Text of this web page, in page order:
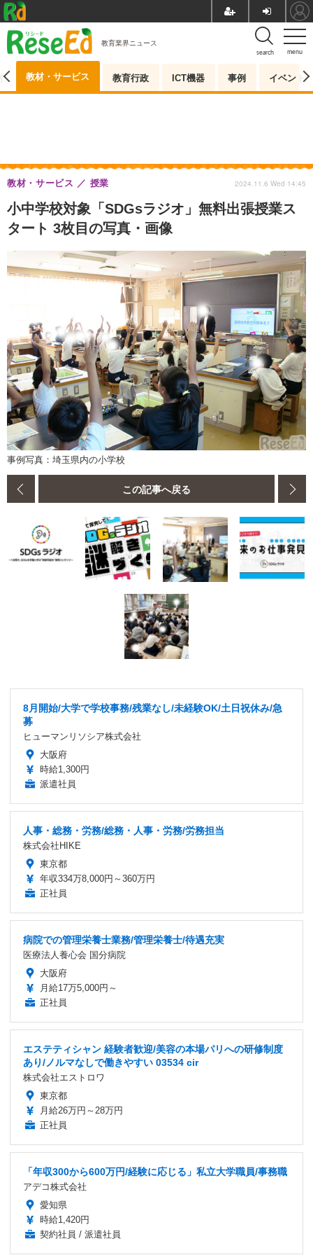
menu
search
教育業界ニュース
教材・サービス 教育行政 ICT機器 事例 イベント
小中学校対象「SDGsラジオ」無料出張授業ス
タート 3枚目の写真・画像
教材・サービス 授業 2024.11.6 Wed 14:45
事例写真：埼玉県内の小学校
この記事へ戻る
8月開始/大学で学校事務/残業なし/未経験OK/土日祝休み/急
募
ヒューマンリソシア株式会社
大阪府
時給1,300円
派遣社員
人事・総務・労務/総務・人事・労務/労務担当
株式会社HIKE
東京都
年収334万8,000円～360万円
正社員
病院での管理栄養士業務/管理栄養士/待遇充実
医療法人養心会 国分病院
大阪府
月給17万5,000円～
正社員
エステティシャン 経験者歓迎/美容の本場パリへの研修制度
あり/ノルマなしで働きやすい 03534 cir
株式会社エストロワ
東京都
月給26万円～28万円
正社員
「年収300から600万円/経験に応じる」私立大学職員/事務職
アデコ株式会社
愛知県
時給1,420円
契約社員 / 派遣社員